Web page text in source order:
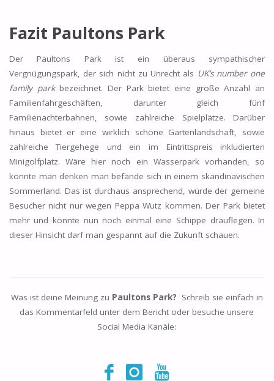
Fazit Paultons Park
Der Paultons Park ist ein überaus sympathischer
Vergnügungspark, der sich nicht zu Unrecht als UK’s number one
family parkbezeichnet. Der Park bietet eine große Anzahl an
Familienfahrgeschäften, darunter gleich fünf
Familienachterbahnen, sowie zahlreiche Spielplätze. Darüber
hinaus bietet er eine wirklich schöne Gartenlandschaft, sowie
zahlreiche Tiergehege und ein im Eintrittspreis inkludierten
Minigolfplatz. Wäre hier noch ein Wasserpark vorhanden, so
könnte man denken man befände sich in einem skandinavischen
Sommerland. Das ist durchaus ansprechend, würde der gemeine
Besucher nicht nur wegen Peppa Wutz kommen. Der Park bietet
mehr und könnte nun noch einmal eine Schippe drauflegen. In
dieser Hinsicht darf man gespannt auf die Zukunft schauen.
Was ist deine Meinung zu Paultons Park? Schreib sie einfach in
das Kommentarfeld unter dem Bericht oder besuche unsere
Social Media Kanäle: